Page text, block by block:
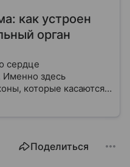
как устроен
орган
сердце
Именно здесь
которые касаются
образования и
Поделиться